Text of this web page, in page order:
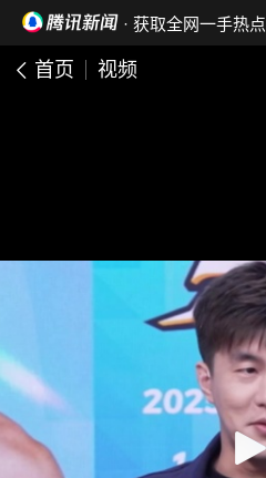
· 获取全网一手热点
首页 视频